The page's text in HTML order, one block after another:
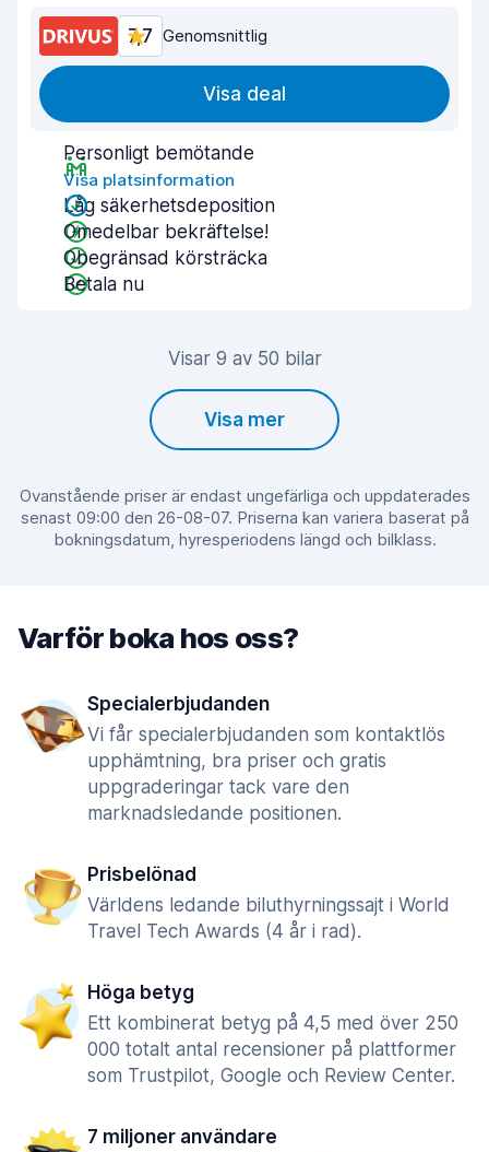
7,7 Genomsnittlig
Visa deal
Personligt bemötande
Visa platsinformation
Låg säkerhetsdeposition
Omedelbar bekräftelse!
Obegränsad körsträcka
Betala nu
Visar 9 av 50 bilar
Visa mer
Ovanstående priser är endast ungefärliga och uppdaterades
senast 09:00 den 26-08-07. Priserna kan variera baserat på
bokningsdatum, hyresperiodens längd och bilklass.
Varför boka hos oss?
Specialerbjudanden
Vi får specialerbjudanden som kontaktlös
upphämtning, bra priser och gratis
uppgraderingar tack vare den
marknadsledande positionen.
Prisbelönad
Världens ledande biluthyrningssajt i World
Travel Tech Awards (4 år i rad).
Höga betyg
Ett kombinerat betyg på 4,5 med över 250
000 totalt antal recensioner på plattformer
som Trustpilot, Google och Review Center.
7 miljoner användare